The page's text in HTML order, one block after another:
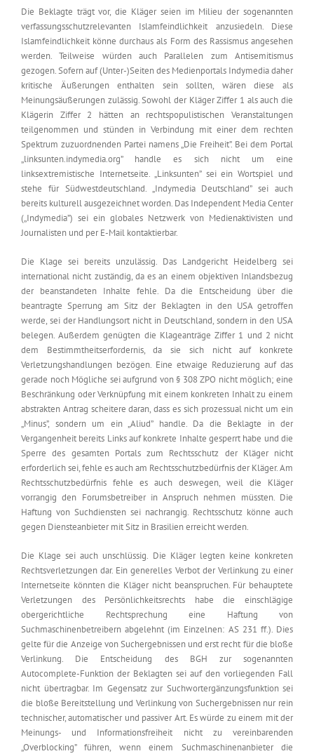
Die Beklagte trägt vor, die Kläger seien im Milieu der sogenannten
verfassungsschutzrelevanten Islamfeindlichkeit anzusiedeln. Diese
Islamfeindlichkeit könne durchaus als Form des Rassismus angesehen
werden. Teilweise würden auch Parallelen zum Antisemitismus
gezogen. Sofern auf (Unter-)Seiten des Medienportals Indymedia daher
kritische Äußerungen enthalten sein sollten, wären diese als
Meinungsäußerungen zulässig. Sowohl der Kläger Ziffer 1 als auch die
Klägerin Ziffer 2 hätten an rechtspopulistischen Veranstaltungen
teilgenommen und stünden in Verbindung mit einer dem rechten
Spektrum zuzuordnenden Partei namens „Die Freiheit”. Bei dem Portal
„linksunten.indymedia.org” handle es sich nicht um eine
linksextremistische Internetseite. „Linksunten” sei ein Wortspiel und
stehe für Südwestdeutschland. „Indymedia Deutschland” sei auch
bereits kulturell ausgezeichnet worden. Das Independent Media Center
(„Indymedia”) sei ein globales Netzwerk von Medienaktivisten und
Journalisten und per E-Mail kontaktierbar.
Die Klage sei bereits unzulässig. Das Landgericht Heidelberg sei
international nicht zuständig, da es an einem objektiven Inlandsbezug
der beanstandeten Inhalte fehle. Da die Entscheidung über die
beantragte Sperrung am Sitz der Beklagten in den USA getroffen
werde, sei der Handlungsort nicht in Deutschland, sondern in den USA
belegen. Außerdem genügten die Klageanträge Ziffer 1 und 2 nicht
dem Bestimmtheitserfordernis, da sie sich nicht auf konkrete
Verletzungshandlungen bezögen. Eine etwaige Reduzierung auf das
gerade noch Mögliche sei aufgrund von § 308 ZPO nicht möglich; eine
Beschränkung oder Verknüpfung mit einem konkreten Inhalt zu einem
abstrakten Antrag scheitere daran, dass es sich prozessual nicht um ein
„Minus”, sondern um ein „Aliud” handle. Da die Beklagte in der
Vergangenheit bereits Links auf konkrete Inhalte gesperrt habe und die
Sperre des gesamten Portals zum Rechtsschutz der Kläger nicht
erforderlich sei, fehle es auch am Rechtsschutzbedürfnis der Kläger. Am
Rechtsschutzbedürfnis fehle es auch deswegen, weil die Kläger
vorrangig den Forumsbetreiber in Anspruch nehmen müssten. Die
Haftung von Suchdiensten sei nachrangig. Rechtsschutz könne auch
gegen Diensteanbieter mit Sitz in Brasilien erreicht werden.
Die Klage sei auch unschlüssig. Die Kläger legten keine konkreten
Rechtsverletzungen dar. Ein generelles Verbot der Verlinkung zu einer
Internetseite könnten die Kläger nicht beanspruchen. Für behauptete
Verletzungen des Persönlichkeitsrechts habe die einschlägige
obergerichtliche Rechtsprechung eine Haftung von
Suchmaschinenbetreibern abgelehnt (im Einzelnen: AS 231 ff.). Dies
gelte für die Anzeige von Suchergebnissen und erst recht für die bloße
Verlinkung. Die Entscheidung des BGH zur sogenannten
Autocomplete-Funktion der Beklagten sei auf den vorliegenden Fall
nicht übertragbar. Im Gegensatz zur Suchwortergänzungsfunktion sei
die bloße Bereitstellung und Verlinkung von Suchergebnissen nur rein
technischer, automatischer und passiver Art. Es würde zu einem mit der
Meinungs- und Informationsfreiheit nicht zu vereinbarenden
„Overblocking” führen, wenn einem Suchmaschinenanbieter die